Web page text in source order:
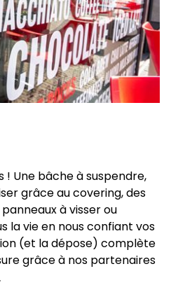
! Une bâche à suspendre,
grâce au covering, des
à visser ou
la vie en nous confiant vos
(et la dépose) complète
grâce à nos partenaires